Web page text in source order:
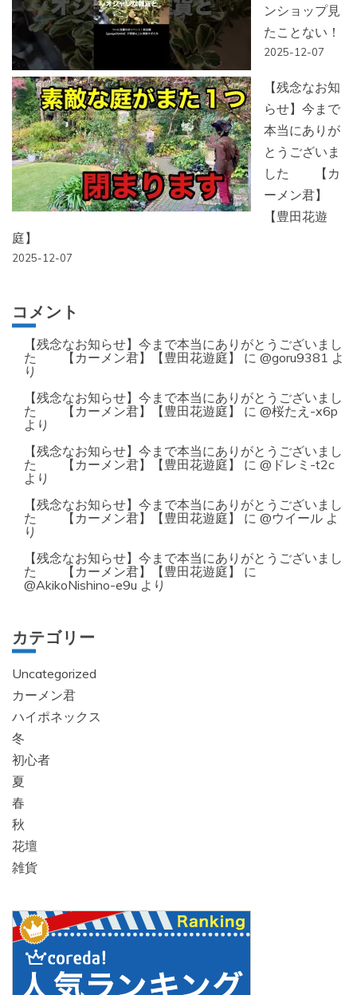
ンショップ見
たことない！
2025-12-07
【残念なお知
らせ】今まで
本当にありが
とうございま
した 【カ
ーメン君】
【豊田花遊
庭】
2025-12-07
コメント
【残念なお知らせ】今まで本当にありがとうございまし
た 【カーメン君】【豊田花遊庭】
に @goru9381 よ
り
【残念なお知らせ】今まで本当にありがとうございまし
た 【カーメン君】【豊田花遊庭】
に @桜たえ-x6p
より
【残念なお知らせ】今まで本当にありがとうございまし
た 【カーメン君】【豊田花遊庭】
に @ドレミ-t2c
より
【残念なお知らせ】今まで本当にありがとうございまし
た 【カーメン君】【豊田花遊庭】
に @ウイール よ
り
【残念なお知らせ】今まで本当にありがとうございまし
た 【カーメン君】【豊田花遊庭】
に
@AkikoNishino-e9u より
カテゴリー
Uncategorized
カーメン君
ハイポネックス
冬
初心者
夏
春
秋
花壇
雑貨